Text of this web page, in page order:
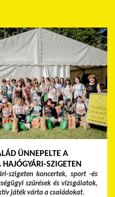
ÜNNEPELTE A
SZIGETEN
szigeten koncertek, sport -és
szűrések és vizsgálatok,
játék várta a családokat.